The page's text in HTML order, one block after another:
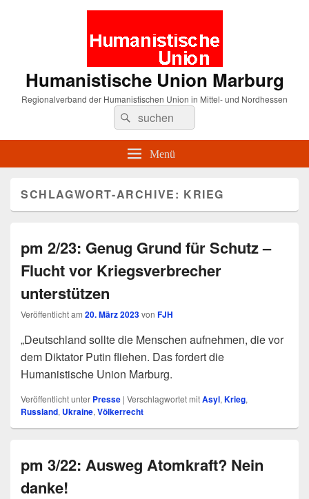
Humanistische Union Marburg
Regionalverband der Humanistischen Union in Mittel- und Nordhessen
Suche
nach:
Suchen
Menü
SCHLAGWORT-ARCHIVE: KRIEG
pm 2/23: Genug Grund für Schutz –
Flucht vor Kriegsverbrecher
unterstützen
Veröffentlicht am 20. März 2023von FJH
„Deutschland sollte die Menschen aufnehmen, die vor
dem Diktator Putin fliehen. Das fordert die
Humanistische Union Marburg.
Veröffentlicht unter Presse | Verschlagwortet mitAsyl, Krieg,
Russland, Ukraine, Völkerrecht
pm 3/22: Ausweg Atomkraft? Nein
danke!